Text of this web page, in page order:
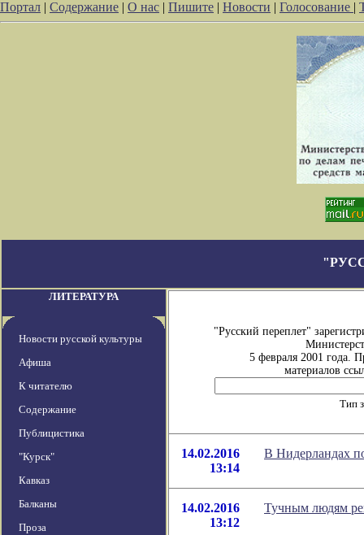
Портал | Содержание | О нас | Пишите | Новости | Голосование |
ЛИТЕРАТУРА
Новости русской культуры
Афиша
К читателю
Содержание
Публицистика
"Курск"
Кавказ
Балканы
Проза
"Русский переплет"
5 февраля 2001 года.
материалов
Тип
14.02.2016
13:14
В Нидерландах
14.02.2016
13:12
Тучным людям